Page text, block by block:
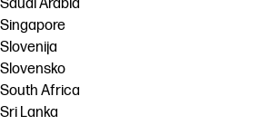
Saudi Arabia
Singapore
Slovenija
Slovensko
South Africa
Sri Lanka